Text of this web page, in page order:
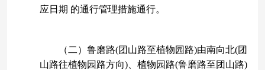
应日期 的通行管理措施通行。
（二）鲁磨路(团山路至植物园路)由南向北(团
山路往植物园路方向)、植物园路(鲁磨路至团山路)